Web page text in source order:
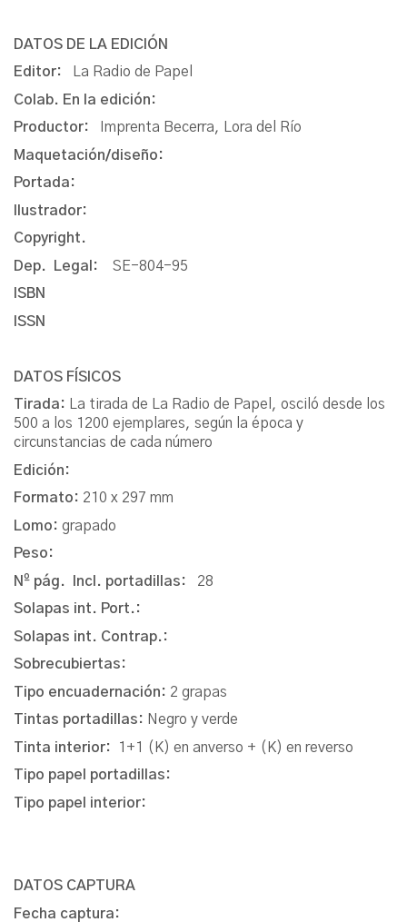
DATOS DE LA EDICIÓN
Editor:
La Radio de Papel
Colab. En la edición:
Productor:
Imprenta Becerra, Lora del Río
Maquetación/diseño:
Portada:
Ilustrador:
Copyright.
Dep. Legal: SE-804-95
ISBN
ISSN
DATOS FÍSICOS
Tirada: La tirada de La Radio de Papel, osciló desde los
500 a los 1200 ejemplares, según la época y
circunstancias de cada número
Edición:
Formato: 210 x 297 mm
Lomo: grapado
Peso:
Nº pág. Incl. portadillas: 28
Solapas int. Port.:
Solapas int. Contrap.:
Sobrecubiertas:
Tipo encuadernación: 2 grapas
Tintas portadillas: Negro y verde
Tinta interior:
1+1 (K) en anverso + (K) en reverso
Tipo papel portadillas:
Tipo papel interior:
DATOS CAPTURA
Fecha captura: